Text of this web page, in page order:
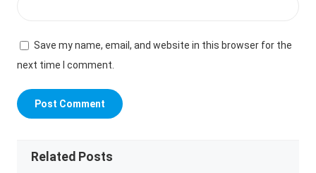
Save my name, email, and website in this browser for the
next time I comment.
Related Posts